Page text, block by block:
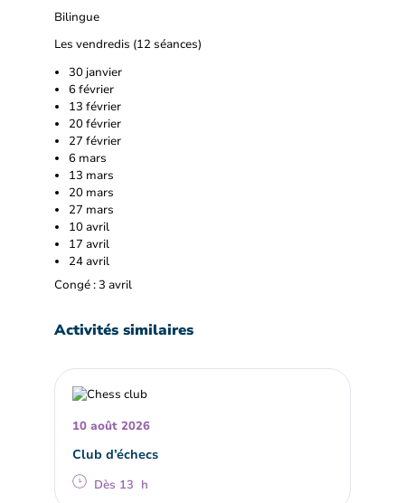
Bilingue
Les vendredis (12 séances)
30 janvier
6 février
13 février
20 février
27 février
6 mars
13 mars
20 mars
27 mars
10 avril
17 avril
24 avril
Congé : 3 avril
Activités similaires
10 août 2026
Club d’échecs
Dès 13 h